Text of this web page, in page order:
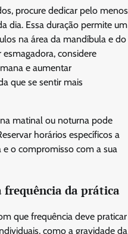
procure dedicar pelo menos
dia. Essa duração permite um
na área da mandíbula e do
esmagadora, considere
e aumentar
que se sentir mais
matinal ou noturna pode
horários específicos a
o compromisso com a sua
frequência da prática
que frequência deve praticar
como a gravidade da